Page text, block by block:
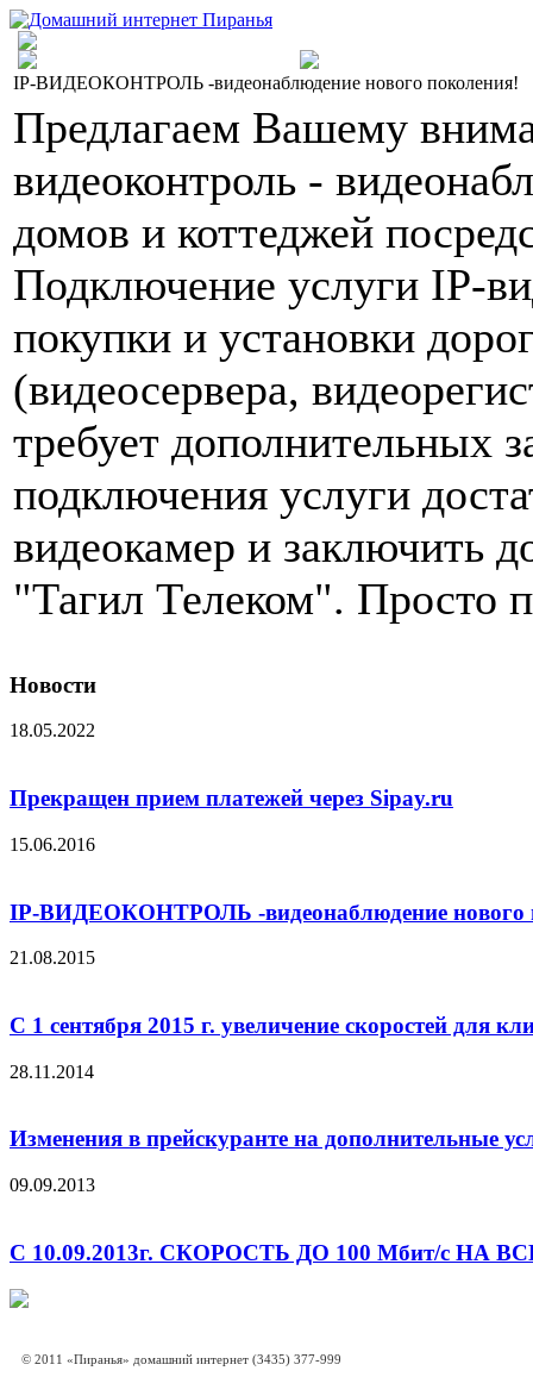
IP-ВИДЕОКОНТРОЛЬ -видеонаблюдение нового поколения!
Предлагаем Вашему
видеоконтроль -
домов и коттеджей
Подключение услуги IP-
покупки и установки
(видеосервера,
требует дополнительных
подключения услуги
видеокамер и заключить
"Тагил Телеком". Просто
Новости
18.05.2022
Прекращен прием платежей через Sipay.ru
15.06.2016
IP-ВИДЕОКОНТРОЛЬ -видеонаблюдение нового
21.08.2015
С 1 сентября 2015 г. увеличение скоростей для
28.11.2014
Изменения в прейскуранте на дополнительные
09.09.2013
С 10.09.2013г. СКОРОСТЬ ДО 100 Мбит/с
© 2011 «Пиранья» домашний интернет (3435) 377-999